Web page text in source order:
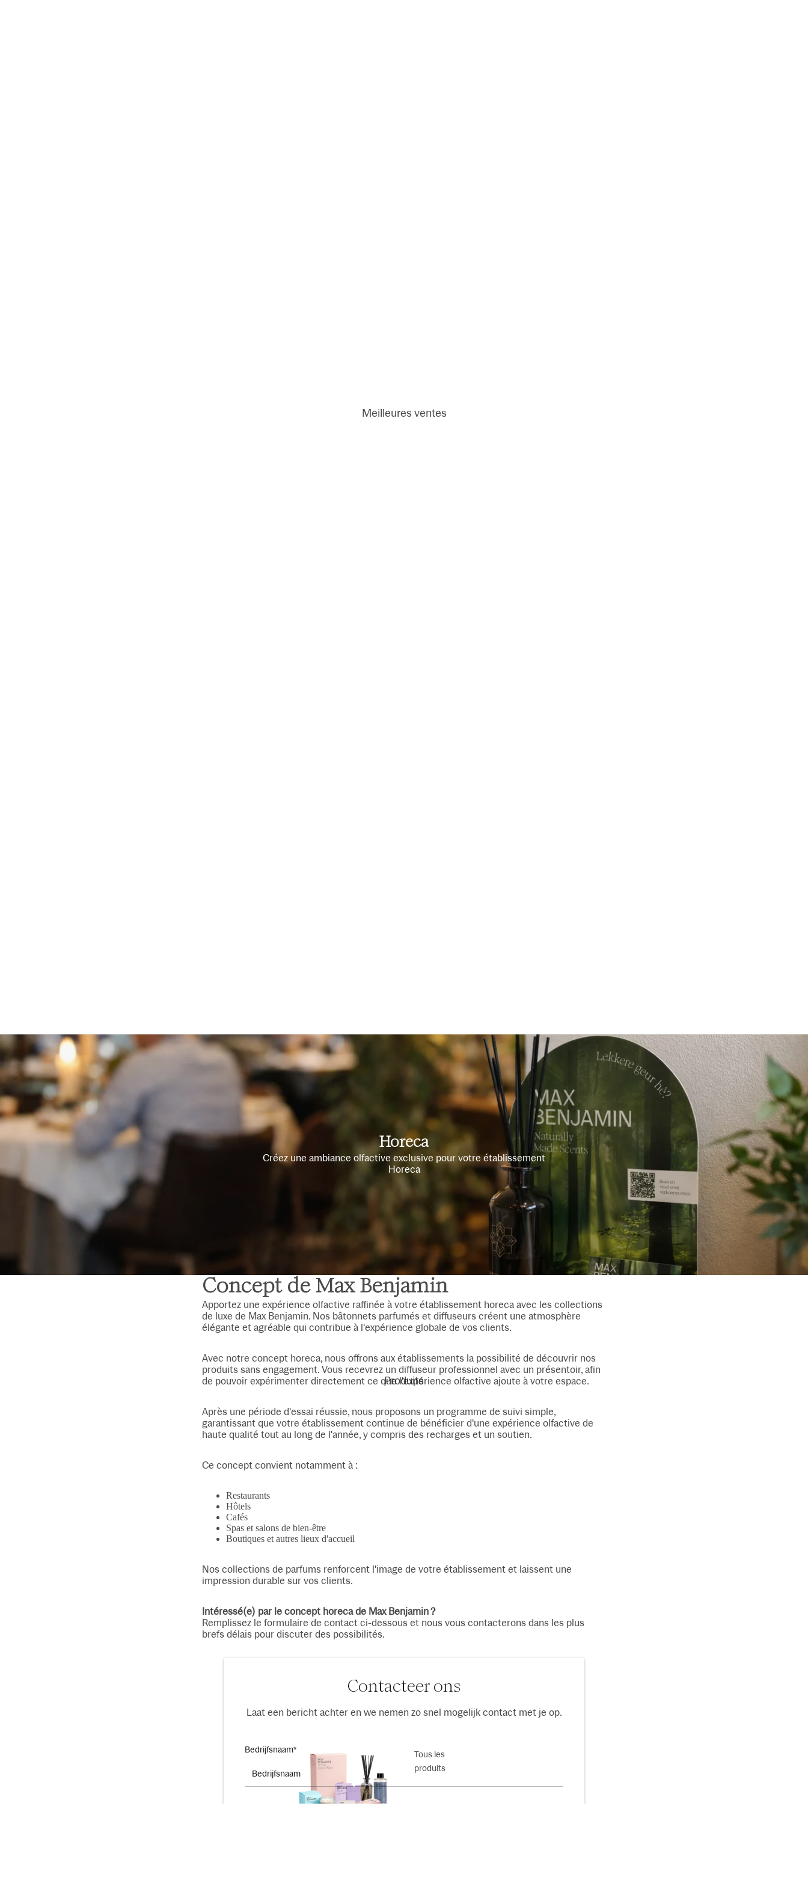
Meilleures ventes
Produits
Tous les
produits
Horeca
Créez une ambiance olfactive exclusive pour votre établissement
Horeca
Concept de Max Benjamin
Apportez une expérience olfactive raffinée à votre établissement horeca avec les collections
de luxe de Max Benjamin. Nos bâtonnets parfumés et diffuseurs créent une atmosphère
élégante et agréable qui contribue à l'expérience globale de vos clients.
Avec notre concept horeca, nous offrons aux établissements la possibilité de découvrir nos
produits sans engagement. Vous recevrez un diffuseur professionnel avec un présentoir, afin
de pouvoir expérimenter directement ce que l'expérience olfactive ajoute à votre espace.
Après une période d'essai réussie, nous proposons un programme de suivi simple,
garantissant que votre établissement continue de bénéficier d'une expérience olfactive de
haute qualité tout au long de l'année, y compris des recharges et un soutien.
Ce concept convient notamment à :
Restaurants
Hôtels
Cafés
Spas et salons de bien-être
Boutiques et autres lieux d'accueil
Nos collections de parfums renforcent l'image de votre établissement et laissent une
impression durable sur vos clients.
Intéressé(e) par le concept horeca de Max Benjamin ?
Remplissez le formulaire de contact ci-dessous et nous vous contacterons dans les plus
brefs délais pour discuter des possibilités.
Contacteer ons
Laat een bericht achter en we nemen zo snel mogelijk contact met je op.
Bedrijfsnaam*